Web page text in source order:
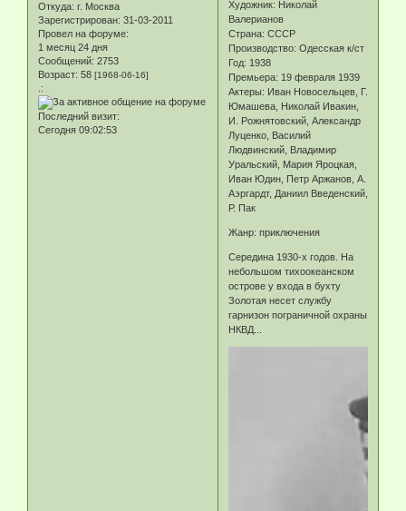
Откуда: г. Москва
Зарегистрирован: 31-03-2011
Провел на форуме:
1 месяц 24 дня
Сообщений: 2753
Возраст: 58 [1968-06-16]
.:
Последний визит:
Сегодня 09:02:53
Художник: Николай
Валерианов
Страна: СССР
Производство: Одесская к/ст
Год: 1938
Премьера: 19 февраля 1939
Актеры: Иван Новосельцев, Г.
Юмашева, Николай Ивакин,
И. Рожнятовский, Александр
Луценко, Василий
Людвинский, Владимир
Уральский, Мария Яроцкая,
Иван Юдин, Петр Аржанов, А.
Аэргардт, Даниил Введенский,
Р. Пак
Жанр: приключения
Середина 1930-х годов. На
небольшом тихоокеанском
острове у входа в бухту
Золотая несет службу
гарнизон пограничной охраны
НКВД...